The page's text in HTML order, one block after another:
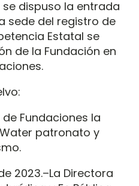
dispuso la entrada
sede del registro de
Estatal se
de la Fundación en
Fundaciones la
patronato y
2023.–La Directora